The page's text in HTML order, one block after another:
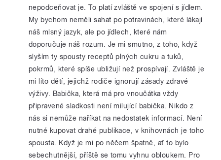
nepodceňovat je. To platí zvláště ve spojení s jídlem.
My bychom neměli sahat po potravinách, které lákají
náš mlsný jazyk, ale po jídlech, které nám
doporučuje náš rozum. Je mi smutno, z toho, když
slyším ty spousty receptů plných cukru a tuků,
pokrmů, které spíše ubližují než prospívají. Zvláště je
mi líto dětí, jejichž rodiče ignorují zásady zdravé
výživy. Babička, která má pro vnoučátka vždy
připravené sladkosti není milující babička. Nikdo z
nás si nemůže naříkat na nedostatek informací. Není
nutné kupovat drahé publikace, v knihovnách je toho
spousta. Když je mi po něčem špatně, ať to bylo
sebechutnější, příště se tomu vyhnu obloukem. Pro